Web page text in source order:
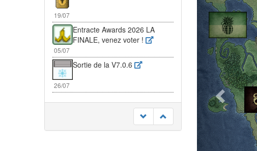
19/07
05/07
Entracte Awards 2026 LA
FINALE, venez voter !
26/07
Sortie de la V7.0.6